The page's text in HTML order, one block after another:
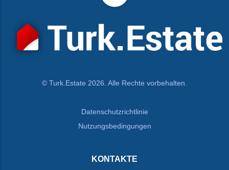
© Turk.Estate 2026. Alle Rechte vorbehalten.
Datenschutzrichtlinie
Nutzungsbedingungen
KONTAKTE